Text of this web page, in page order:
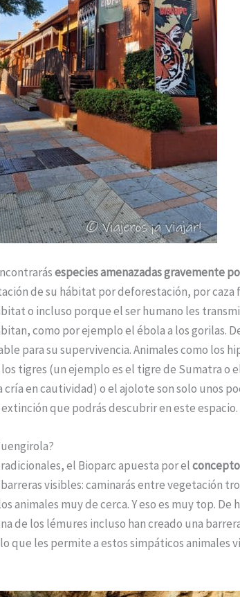
especies amenazadas gravemente
de su hábitat por deforestación, por
o incluso porque el ser humano les
como por ejemplo el ébola a los gorilas.
para su supervivencia. Animales como los
tigres (un ejemplo es el tigre de Sumatra o
en cautividad) o el ajolote son solo unos
que podrás descubrir en este espacio.
el Bioparc apuesta por el
visibles: caminarás entre vegetación
animales muy de cerca. Y eso es muy top. De
de los lémures incluso han creado una
que les permite a estos simpáticos animales